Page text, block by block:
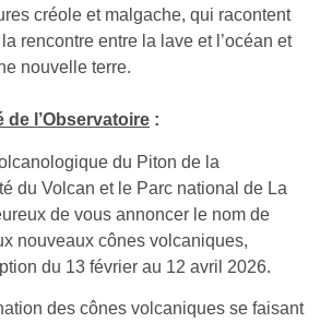
créole et malgache, qui racontent
rencontre entre la lave et l’océan et
nouvelle terre.
de l’Observatoire :
du Piton de la
du Volcan et le Parc national de La
de vous annoncer le nom de
nouveaux cônes volcaniques,
du 13 février au 12 avril 2026.
des cônes volcaniques se faisant